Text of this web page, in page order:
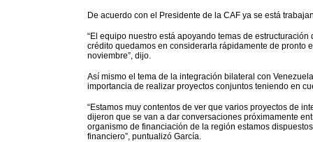
De acuerdo con el Presidente de la CAF ya se está
“El equipo nuestro está apoyando temas de
crédito quedamos en considerarla rápidamente de pronto
noviembre”, dijo.
Así mismo el tema de la integración bilateral con
importancia de realizar proyectos conjuntos teniendo en
“Estamos muy contentos de ver que varios proyectos de
dijeron que se van a dar conversaciones próximamente
organismo de financiación de la región estamos
financiero”, puntualizó García.